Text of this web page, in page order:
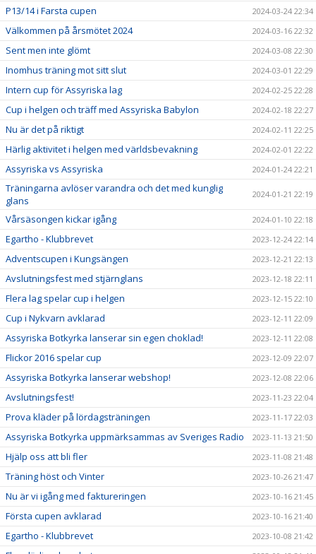
P13/14 i Farsta cupen 2024-03-24 22:34
Välkommen på årsmötet 2024 2024-03-16 22:32
Sent men inte glömt 2024-03-08 22:30
Inomhus träning mot sitt slut 2024-03-01 22:29
Intern cup för Assyriska lag 2024-02-25 22:28
Cup i helgen och träff med Assyriska Babylon 2024-02-18 22:27
Nu är det på riktigt 2024-02-11 22:25
Härlig aktivitet i helgen med världsbevakning 2024-02-01 22:22
Assyriska vs Assyriska 2024-01-24 22:21
Träningarna avlöser varandra och det med kunglig
glans
2024-01-21 22:19
Vårsäsongen kickar igång 2024-01-10 22:18
Egartho - Klubbrevet 2023-12-24 22:14
Adventscupen i Kungsängen 2023-12-21 22:13
Avslutningsfest med stjärnglans 2023-12-18 22:11
Flera lag spelar cup i helgen 2023-12-15 22:10
Cup i Nykvarn avklarad 2023-12-11 22:09
Assyriska Botkyrka lanserar sin egen choklad! 2023-12-11 22:08
Flickor 2016 spelar cup 2023-12-09 22:07
Assyriska Botkyrka lanserar webshop! 2023-12-08 22:06
Avslutningsfest! 2023-11-23 22:04
Prova kläder på lördagsträningen 2023-11-17 22:03
Assyriska Botkyrka uppmärksammas av Sveriges Radio 2023-11-13 21:50
Hjälp oss att bli fler 2023-11-08 21:48
Träning höst och Vinter 2023-10-26 21:47
Nu är vi igång med faktureringen 2023-10-16 21:45
Första cupen avklarad 2023-10-16 21:40
Egartho - Klubbrevet 2023-10-08 21:42